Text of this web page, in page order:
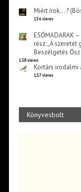
Miért írok… ?
156 views
ESŐMADARAK
rész: „A
Beszélgetés
138 views
Kortárs irodalmi
137 views
Könyvesbolt